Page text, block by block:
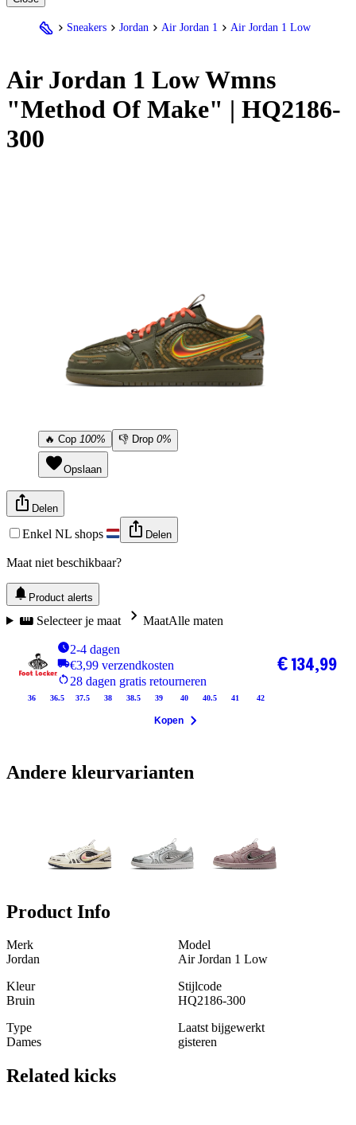
Sneakers Jordan Air Jordan 1 Air Jordan 1 Low
Air Jordan 1 Low Wmns
"Method Of Make" | HQ2186-
300
🔥 Cop 100% 👎 Drop 0%
Opslaan
Delen
Enkel NL shops Delen
Maat niet beschikbaar?
Product alerts
Selecteer je maat MaatAlle maten
2-4 dagen
€3,99 verzendkosten
28 dagen gratis retourneren
36 36.5 37.5 38 38.5 39 40 40.5 41 42
€ 134,99
Kopen
Andere kleurvarianten
Product Info
Merk
Jordan
Model
Air Jordan 1 Low
Kleur
Bruin
Stijlcode
HQ2186-300
Type
Dames
Laatst bijgewerkt
gisteren
Related kicks